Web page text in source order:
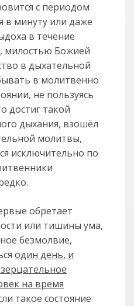
с периодом
в минуту или даже
в течение
милостью Божией
в дыхательной
в молитвенно
не пользуясь
достиг такой
дыхания, взошёл
молитвы,
исключительно по
обретает
или тишины ума,
безмолвие,
один день, и
на время
такое состояние